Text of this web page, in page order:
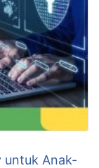
untuk Anak-